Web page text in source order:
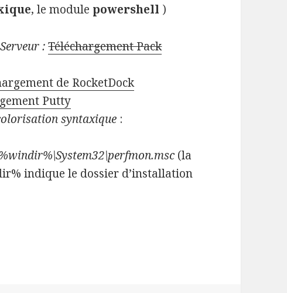
, le module powershell )
: Téléchargement Pack
de RocketDock
Putty
syntaxique :
(la
indique le dossier d’installation